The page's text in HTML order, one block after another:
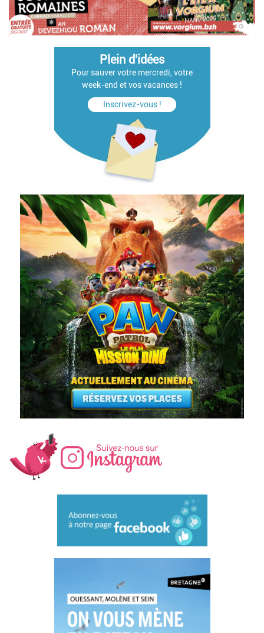
Plein d'idées
Pour sauver votre mercredi, votre
week-end et vos vacances !
Inscrivez-vous !